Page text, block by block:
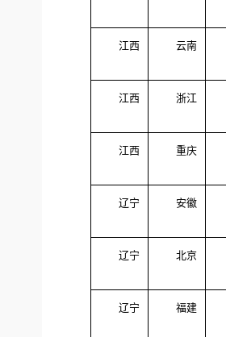
江西 云南
江西 浙江
江西 重庆
辽宁 安徽
辽宁 北京
辽宁 福建